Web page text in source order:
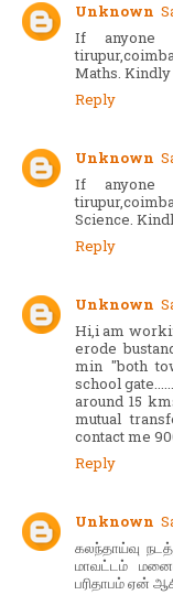
Unknown
If anyone
Maths. Kindly
Reply
Unknown
If anyone
Science.
Reply
Unknown
Hi,i am
erode
min "both
school
around 15
mutual
contact me
Reply
Unknown
கலந்தாய்வு
மாவட்டம்
பரிதாபம் ஏன்